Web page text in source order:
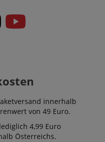
innerhalb
von 49 Euro.
4,99 Euro
Österreichs.